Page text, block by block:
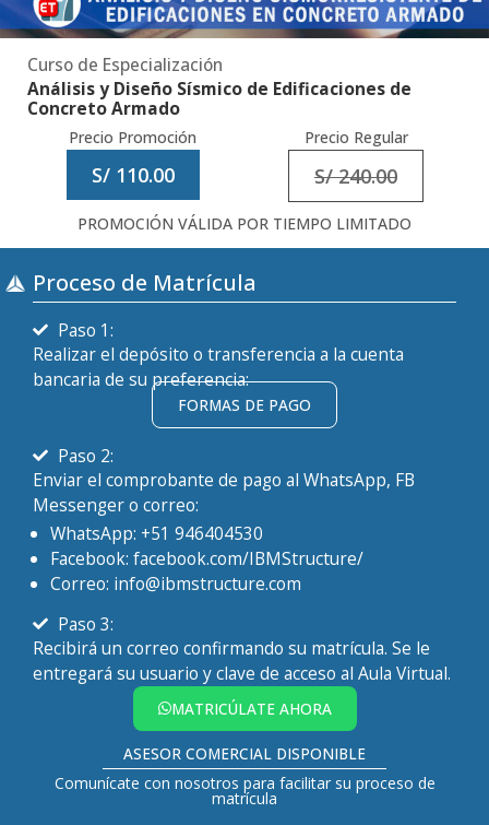
Curso de Especialización
Análisis y Diseño Sísmico de Edificaciones de
Concreto Armado
Precio Promoción
S/ 110.00
Precio Regular
S/ 240.00
PROMOCIÓN VÁLIDA POR TIEMPO LIMITADO
Proceso de Matrícula
Paso 1:
Realizar el depósito o transferencia a la cuenta
bancaria de su preferencia:
FORMAS DE PAGO
Paso 2:
Enviar el comprobante de pago al WhatsApp, FB
Messenger o correo:
WhatsApp: +51 946404530
Facebook: facebook.com/IBMStructure/
Correo: info@ibmstructure.com
Paso 3:
Recibirá un correo confirmando su matrícula. Se le
entregará su usuario y clave de acceso al Aula Virtual.
MATRICÚLATE AHORA
ASESOR COMERCIAL DISPONIBLE
Comunícate con nosotros para facilitar su proceso de
matrícula